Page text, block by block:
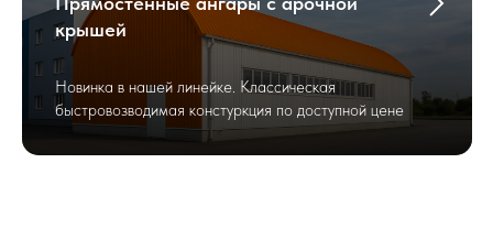
крышей
Новинка в нашей линейке. Классическая
быстровозводимая констуркция по доступной цене